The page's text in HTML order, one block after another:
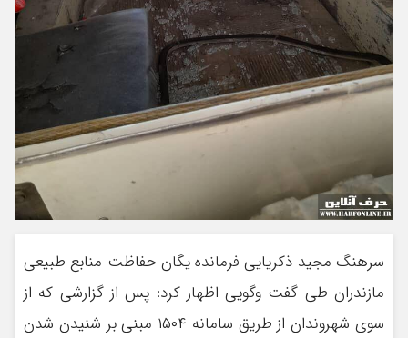
سرهنگ مجید ذکریایی فرمانده یگان حفاظت منابع طبیعی
مازندران طی گفت وگویی اظهار کرد: پس از گزارشی که از
سوی شهروندان از طریق سامانه ۱۵۰۴ مبنی بر شنیدن شدن